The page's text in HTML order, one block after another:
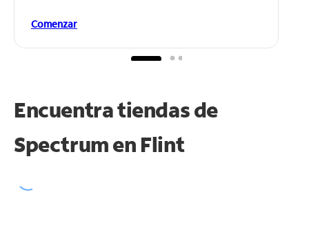
Comenzar
Encuentra tiendas de
Spectrum en Flint